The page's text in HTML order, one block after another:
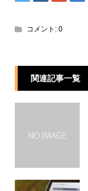
コメント: 0
関連記事一覧